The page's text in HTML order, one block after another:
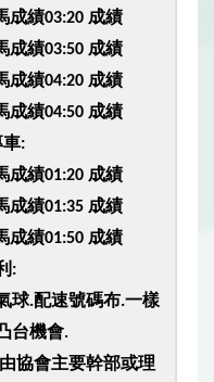
成績03:20 成績
成績03:50 成績
成績04:20 成績
成績04:50 成績
車:
成績01:20 成績
成績01:35 成績
成績01:50 成績
:
球.配速號碼布.一樣
台機會.
由協會主要幹部或理